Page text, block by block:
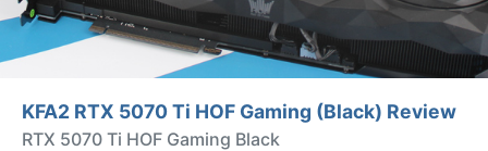
KFA2 RTX 5070 Ti HOF Gaming (Black) Review
RTX 5070 Ti HOF Gaming Black